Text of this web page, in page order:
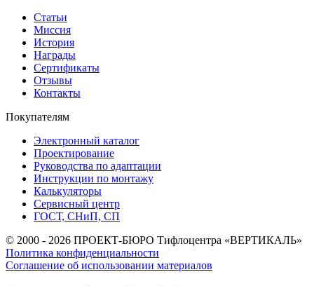
Статьи
Миссия
История
Награды
Сертификаты
Отзывы
Контакты
Покупателям
Электронный каталог
Проектирование
Руководства по адаптации
Инструкции по монтажу
Калькуляторы
Сервисный центр
ГОСТ, СНиП, СП
© 2000 - 2026 ПРОЕКТ-БЮРО Тифлоцентра «ВЕРТИКАЛЬ»
Политика конфиденциальности
Соглашение об использовании материалов